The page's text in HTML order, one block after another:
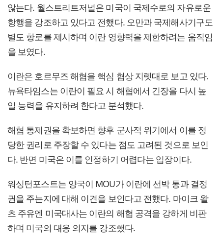
않는다. 월스트리트저널은 미국이 국제수로의 자유로운
항행을 강조하고 있다고 전했다. 오만과 국제해사기구도
별도 항로를 제시하며 이란 영향력을 제한하려는 움직임
을 보였다.
이란은 호르무즈 해협을 핵심 협상 지렛대로 보고 있다.
뉴욕타임스는 이란이 필요 시 해협에서 긴장을 다시 높
일 능력을 유지하려 한다고 분석했다.
해협 통제권을 확보하면 향후 군사적 위기에서 이를 정
당한 권리로 주장할 수 있다는 점도 고려된 것으로 보인
다. 반면 미국은 이를 인정하기 어렵다는 입장이다.
워싱턴포스트는 양국이 MOU가 이란에 선박 통과 결정
권을 주는지에 대해 이견을 보인다고 전했다. 마이크 왈
츠 주유엔 미국대사는 이란의 해협 공격을 강하게 비판
하며 미국의 대응 의지를 강조했다.